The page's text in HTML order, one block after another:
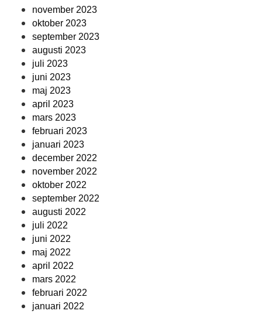
november 2023
oktober 2023
september 2023
augusti 2023
juli 2023
juni 2023
maj 2023
april 2023
mars 2023
februari 2023
januari 2023
december 2022
november 2022
oktober 2022
september 2022
augusti 2022
juli 2022
juni 2022
maj 2022
april 2022
mars 2022
februari 2022
januari 2022